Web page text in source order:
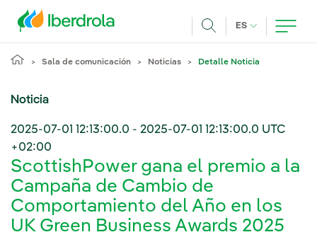
ES IDIOMA
Sala de comunicación Noticias Detalle Noticia
Noticia
2025-07-01 12:13:00.0 - 2025-07-01 12:13:00.0 UTC
+02:00
ScottishPower gana el premio a la
Campaña de Cambio de
Comportamiento del Año en los
UK Green Business Awards 2025